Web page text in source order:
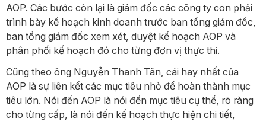
AOP. Các bước còn lại là giám đốc các công ty con phải
trình bày kế hoạch kinh doanh trước ban tổng giám đốc,
ban tổng giám đốc xem xét, duyệt kế hoạch AOP và
phân phối kế hoạch đó cho từng đơn vị thực thi.
Cũng theo ông Nguyễn Thanh Tân, cái hay nhất của
AOP là sự liên kết các mục tiêu nhỏ để hoàn thành mục
tiêu lớn. Nói đến AOP là nói đến mục tiêu cụ thể, rõ ràng
cho từng cấp, là nói đến kế hoạch thực hiện chi tiết,